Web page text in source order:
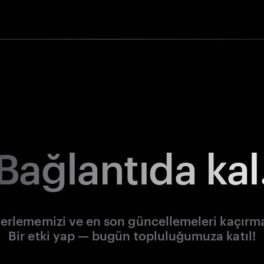
ve en son güncellemeleri
Bir etki yap — bugün topluluğumuza katıl!